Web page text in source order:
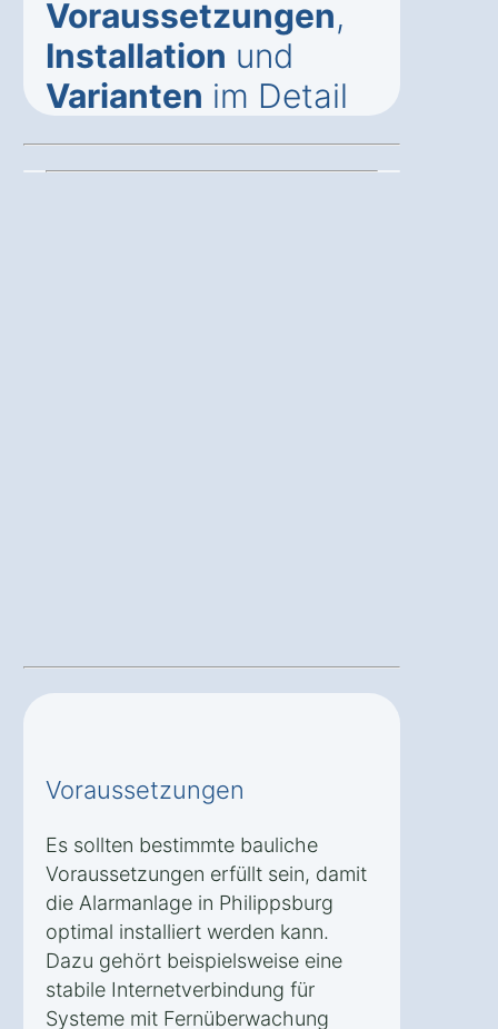
Voraussetzungen,
Installation und
Varianten im Detail
Voraussetzungen
Es sollten bestimmte bauliche
Voraussetzungen erfüllt sein, damit
die Alarmanlage in Philippsburg
optimal installiert werden kann.
Dazu gehört beispielsweise eine
stabile Internetverbindung für
Systeme mit Fernüberwachung